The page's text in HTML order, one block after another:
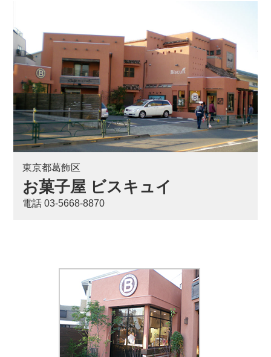
東京都葛飾区
お菓子屋 ビスキュイ
電話 03-5668-8870